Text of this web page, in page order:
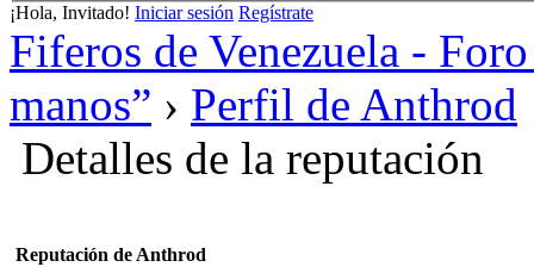
¡Hola, Invitado! Iniciar sesión Regístrate
Fiferos de Venezuela -
manos” › Perfil de Anthrod
Detalles de la reputación
Reputación de Anthrod